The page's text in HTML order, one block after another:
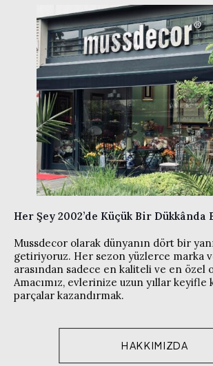
Her Şey 2002’de Küçük Bir Dükkânda
Mussdecor olarak dünyanın dört bir
getiriyoruz. Her sezon yüzlerce marka
arasından sadece en kaliteli ve en özel
Amacımız, evlerinize uzun yıllar keyifle
parçalar kazandırmak.
HAKKIMIZDA